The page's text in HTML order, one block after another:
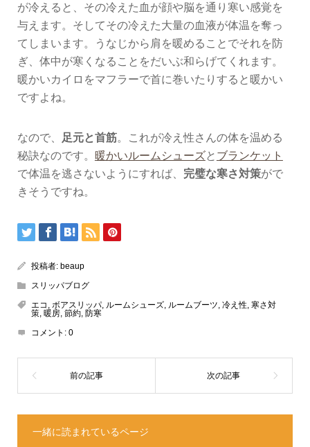
が冷えると、その冷えた血が顔や脳を通り寒い感覚を
与えます。そしてその冷えた大量の血液が体温を奪っ
てしまいます。うなじから肩を暖めることでそれを防
ぎ、体中が寒くなることをだいぶ和らげてくれます。
暖かいカイロをマフラーで首に巻いたりすると暖かい
ですよね。
なので、 足元と首筋。これが冷え性さんの体を温める
秘訣なのです。 暖かいルームシューズと ブランケット
で体温を逃さないようにすれば、 完璧な寒さ対策がで
きそうですね。
投稿者: beaup
スリッパブログ
エコ , ボアスリッパ, ルームシューズ, ルームブーツ, 冷え性, 寒さ対
策, 暖房, 節約, 防寒
コメント: 0
一緒に読まれているページ